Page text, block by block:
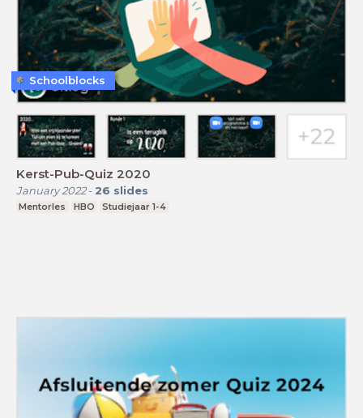
Kerst-Pub-Quiz 2020
January 2022- 26 slides
Mentorles HBO Studiejaar 1-4
Schoolblocks